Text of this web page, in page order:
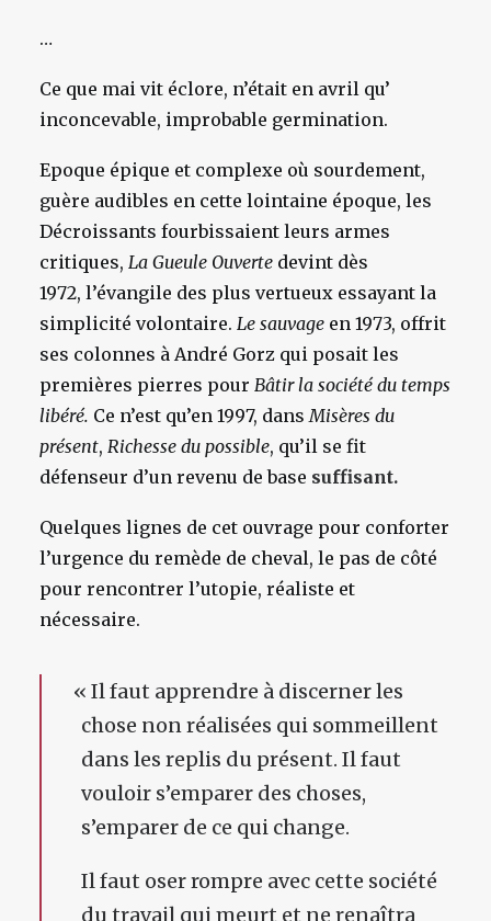
…
Ce que mai vit éclore, n’était en avril qu’
inconcevable, improbable germination.
Epoque épique et complexe où sourdement,
guère audibles en cette lointaine époque, les
Décroissants fourbissaient leurs armes
critiques, La Gueule Ouverte devint dès
1972, l’évangile des plus vertueux essayant la
simplicité volontaire. Le sauvage en 1973, offrit
ses colonnes à André Gorz qui posait les
premières pierres pour Bâtir la société du temps
libéré. Ce n’est qu’en 1997, dansMisères du
présent, Richesse du possible, qu’il se fit
défenseur d’un revenu de base suffisant.
Quelques lignes de cet ouvrage pour conforter
l’urgence du remède de cheval, le pas de côté
pour rencontrer l’utopie, réaliste et
nécessaire.
« Il faut apprendre à discerner les
chose non réalisées qui sommeillent
dans les replis du présent. Il faut
vouloir s’emparer des choses,
s’emparer de ce qui change.
Il faut oser rompre avec cette société
du travail qui meurt et ne renaîtra